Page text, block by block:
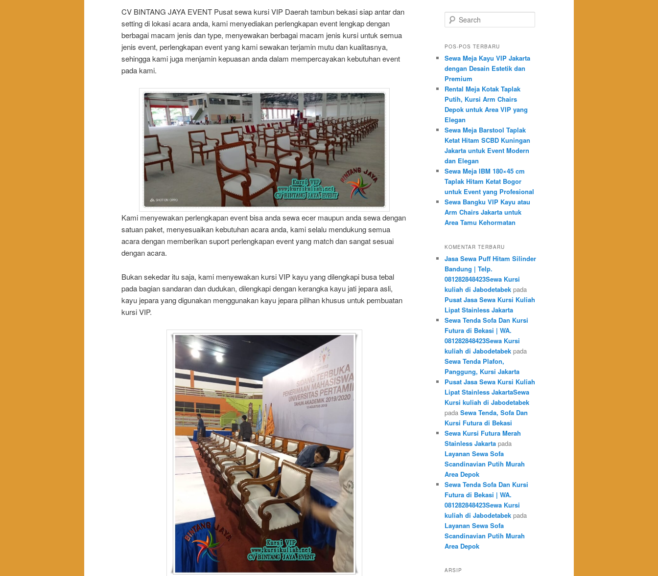
CV BINTANG JAYA EVENT Pusat sewa kursi VIP Daerah tambun bekasi siap antar dan
setting di lokasi acara anda, kami menyediakan perlengkapan event lengkap dengan
berbagai macam jenis dan type, menyewakan berbagai macam jenis kursi untuk semua
jenis event, perlengkapan event yang kami sewakan terjamin mutu dan kualitasnya,
sehingga kami juga menjamin kepuasan anda dalam mempercayakan kebutuhan event
pada kami.
Kami menyewakan perlengkapan event bisa anda sewa ecer maupun anda sewa dengan
satuan paket, menyesuaikan kebutuhan acara anda, kami selalu mendukung semua
acara dengan memberikan suport perlengkapan event yang match dan sangat sesuai
dengan acara.
Bukan sekedar itu saja, kami menyewakan kursi VIP kayu yang dilengkapi busa tebal
pada bagian sandaran dan dudukan, dilengkapi dengan kerangka kayu jati jepara asli,
kayu jepara yang digunakan menggunakan kayu jepara pilihan khusus untuk pembuatan
kursi VIP.
Search
POS-POS TERBARU
Sewa Meja Kayu VIP Jakarta
dengan Desain Estetik dan
Premium
Rental Meja Kotak Taplak
Putih, Kursi Arm Chairs
Depok untuk Area VIP yang
Elegan
Sewa Meja Barstool Taplak
Ketat Hitam SCBD Kuningan
Jakarta untuk Event Modern
dan Elegan
Sewa Meja IBM 180×45 cm
Taplak Hitam Ketat Bogor
untuk Event yang Profesional
Sewa Bangku VIP Kayu atau
Arm Chairs Jakarta untuk
Area Tamu Kehormatan
KOMENTAR TERBARU
Jasa Sewa Puff Hitam Silinder
Bandung | Telp.
081282848423Sewa Kursi
kuliah di Jabodetabek pada
Pusat Jasa Sewa Kursi Kuliah
Lipat Stainless Jakarta
Sewa Tenda Sofa Dan Kursi
Futura di Bekasi | WA.
081282848423Sewa Kursi
kuliah di Jabodetabek pada
Sewa Tenda Plafon,
Panggung, Kursi Jakarta
Pusat Jasa Sewa Kursi Kuliah
Lipat Stainless JakartaSewa
Kursi kuliah di Jabodetabek
pada Sewa Tenda, Sofa Dan
Kursi Futura di Bekasi
Sewa Kursi Futura Merah
Stainless Jakarta pada
Layanan Sewa Sofa
Scandinavian Putih Murah
Area Depok
Sewa Tenda Sofa Dan Kursi
Futura di Bekasi | WA.
081282848423Sewa Kursi
kuliah di Jabodetabek pada
Layanan Sewa Sofa
Scandinavian Putih Murah
Area Depok
ARSIP